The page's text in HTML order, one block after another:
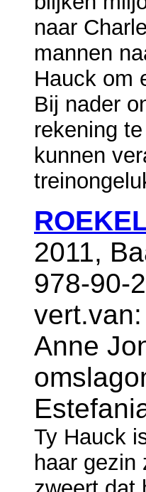
naar
mannen
Hauck om
Bij nader
rekening
kunnen
2011,
978-90-
Anne
Ty Hauck
haar gezin